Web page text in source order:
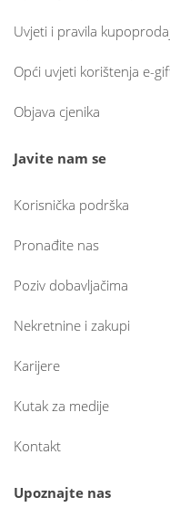
Uvjeti i pravila
Opći uvjeti korištenja e-
Objava cjenika
Javite nam se
Korisnička podrška
Pronađite nas
Poziv dobavljačima
Nekretnine i zakupi
Karijere
Kutak za medije
Kontakt
Upoznajte nas